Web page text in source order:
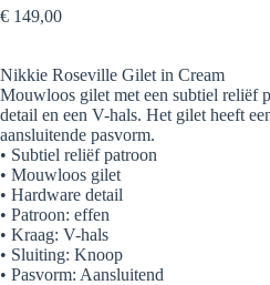
€ 149,00
Nikkie Roseville Gilet in Cream
Mouwloos gilet met een subtiel reliëf
detail en een V-hals. Het gilet heeft
aansluitende pasvorm.
• Subtiel reliëf patroon
• Mouwloos gilet
• Hardware detail
• Patroon: effen
• Kraag: V-hals
• Sluiting: Knoop
• Pasvorm: Aansluitend